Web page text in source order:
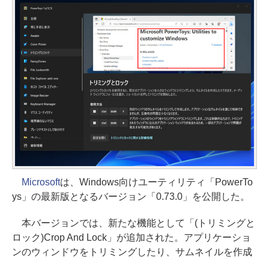
Microsoftは、Windows向けユーティリティ「PowerTo
ys」の最新版となるバージョン「0.73.0」を公開した。
本バージョンでは、新たな機能として「(トリミングと
ロック)Crop And Lock」が追加された。アプリケーショ
ンのウィンドウをトリミングしたり、サムネイルを作成